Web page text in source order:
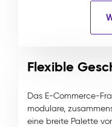
Flexible
Das E-Commerce-
modulare,
eine breite Palette